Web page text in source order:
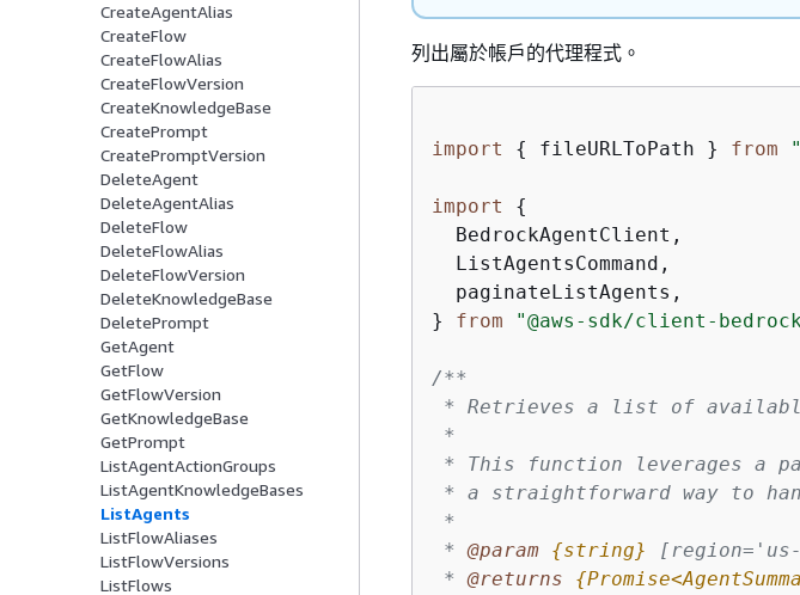
CreateAgentAlias
CreateFlow
CreateFlowAlias
CreateFlowVersion
CreateKnowledgeBase
CreatePrompt
CreatePromptVersion
DeleteAgent
DeleteAgentAlias
DeleteFlow
DeleteFlowAlias
DeleteFlowVersion
DeleteKnowledgeBase
DeletePrompt
GetAgent
GetFlow
GetFlowVersion
GetKnowledgeBase
GetPrompt
ListAgentActionGroups
ListAgentKnowledgeBases
ListAgents
ListFlowAliases
ListFlowVersions
ListFlows
列出屬於帳戶的代理程式。
import { fileURLToPath } from
import
{
  BedrockAgentClient,
  ListAgentsCommand,
  paginateListAgents,
} from "@aws-sdk/client-
/**
* Retrieves a list of available
*
* This function leverages a
* a straightforward way to
*
* @param {string}
* @returns {